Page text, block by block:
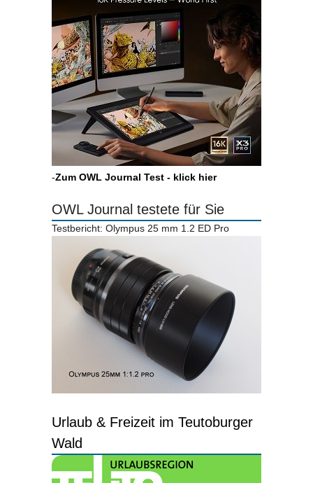
-Zum OWL Journal Test - klick hier
OWL Journal testete für Sie
Testbericht: Olympus 25 mm 1.2 ED Pro
Urlaub & Freizeit im Teutoburger
Wald